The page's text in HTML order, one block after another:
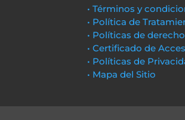
• Términos y
• Política de
• Políticas de
• Certificado de
• Políticas de
• Mapa del Sitio